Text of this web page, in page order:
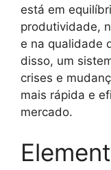
está em
produtividade,
e na qualidade
disso, um
crises e
mais rápida e
mercado.